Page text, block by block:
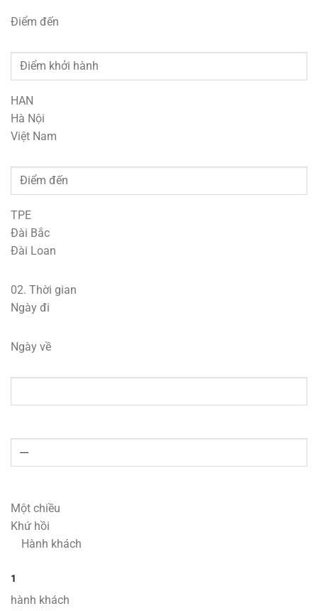
Điểm đến
HAN
Hà Nội
Việt Nam
TPE
Đài Bắc
Đài Loan
02. Thời gian
Ngày đi
Ngày về
Một chiều
Khứ hồi
Hành khách
1
hành khách